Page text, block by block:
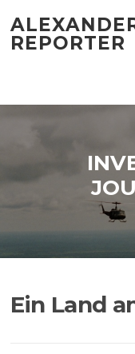
content
REPORTER
Ein Land